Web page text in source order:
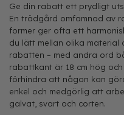
Ge din rabatt ett prydligt
En trädgård omfamnad av
former ger ofta ett
du lätt mellan olika material
rabatten – med andra ord
rabattkant är 18 cm hög
förhindra att någon kan
enkel och medgörlig att
galvat, svart och corten.